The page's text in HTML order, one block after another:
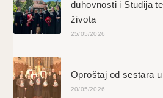
duhovnosti i Studija
života
25/05/2026
Oproštaj od sestara
20/05/2026